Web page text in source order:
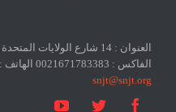
الفاكس : 0021671783383 الهاتف :0021671783395 البريد الإلكتروني :
snjt@snjt.org


